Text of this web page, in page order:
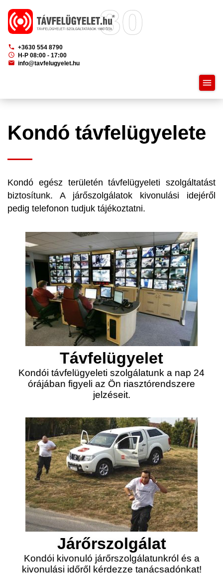
phone +3630 554 8790
schedule
H-P 08:00 - 17:00
mail info@tavfelugyelet.hu
menu
Kondó távfelügyelete
Kondó egész területén távfelügyeleti szolgáltatást
biztosítunk. A járőszolgálatok kivonulási idejéről
pedig telefonon tudjuk tájékoztatni.
Távfelügyelet
Kondói távfelügyeleti szolgálatunk a nap 24
órájában figyeli az Ön riasztórendszere
jelzéseit.
Járőrszolgálat
Kondói kivonuló járőrszolgálatunkról és a
kivonulási időről kérdezze tanácsadónkat!